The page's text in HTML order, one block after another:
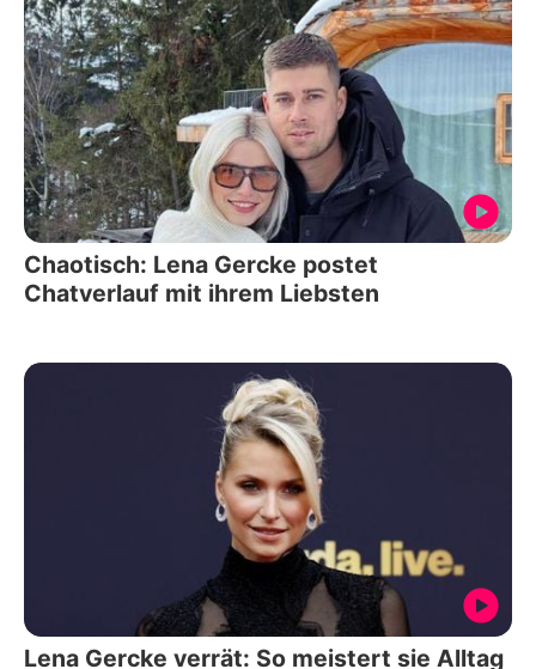
Chaotisch: Lena Gercke postet
Chatverlauf mit ihrem Liebsten
Lena Gercke verrät: So meistert sie Alltag